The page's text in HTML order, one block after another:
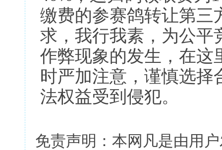
缴费的参赛鸽转让第三
求，我行我素，为公平
作弊现象的发生，在这
时严加注意，谨慎选择
法权益受到侵犯。
免责声明：本网凡是由用